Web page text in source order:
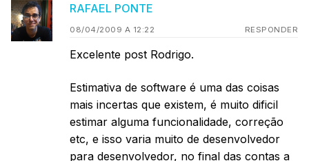
RAFAEL PONTE
08/04/2009 A 12:22 RESPONDER
Excelente post Rodrigo.
Estimativa de software é uma das coisas
mais incertas que existem, é muito dificil
estimar alguma funcionalidade, correção
etc, e isso varia muito de desenvolvedor
para desenvolvedor, no final das contas a